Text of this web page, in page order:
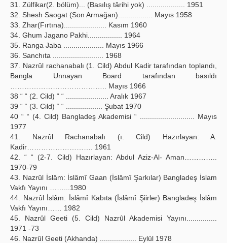
31. Zülfikar(2. bölüm)... (Basılış târihi yok) ................... 1951
32. Shesh Saogat (Son Armağan)................. Mayıs 1958
33. Zhar(Fırtına)..................... Kasım 1960
34. Ghum Jagano Pakhi................. 1964
35. Ranga Jaba .................... Mayıs 1966
36. Sanchıta ......................... 1968
37. Nazrûl rachanabalı (1. Cild) Abdul Kadir tarafından toplandı,
Bangla Unnayan Board tarafından basıldı
………………………………….. Mayıs 1966
38 “ “ (2. Cild) “ “ ..................... Aralık 1967
39 “ “ (3. Cild) “ “ .................. Şubat 1970
40 “ “ (4. Cild) Bangladeş Akademisi “ ........................... Mayıs
1977
41. Nazrûl Rachanabalı (ı. Cild) Hazırlayan: A.
Kadir………………………. 1961
42. “ “ (2-7. Cild) Hazırlayan: Abdul Aziz-Al- Aman…………..
1970-79
43. Nazrûl İslâm: İslâmî Gaan (İslâmî Şarkılar) Bangladeş İslam
Vakfı Yayını ……...1980
44. Nazrûl İslâm: İslâmî Kabıta (İslâmî Şiirler) Bangladeş İslâm
Vakfı Yayını…… 1982
45. Nazrûl Geeti (5. Cild) Nazrûl Akademisi Yayını...............
1971 -73
46. Nazrûl Geeti (Akhanda) .................. Eylül 1978